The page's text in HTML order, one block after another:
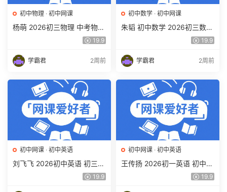
初中物理 · 初中网课
杨萌 2026初三物理 中考物理
培训班 秋上秋下·全国版·S 百
19.9
学霸君 2周前
初中数学 · 初中网课
朱韬 初中数学 2026初三数学
中考数学培训班（秋上秋下·19.9
学霸君 2周前
初中网课 · 初中英语
刘飞飞 2026初中英语 初三英
语培训班（秋上秋下·全国版·
19.9
初中网课 · 初中英语
王传扬 2026初一英语 初中英
语春上 双语素养自主学习·TY·
19.9